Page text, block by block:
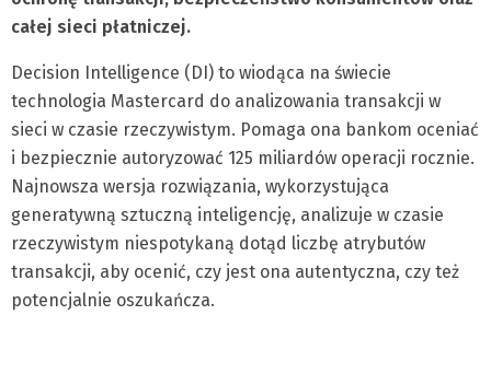
całej sieci płatniczej.
Decision Intelligence (DI) to wiodąca na świecie
technologia Mastercard do analizowania transakcji w
sieci w czasie rzeczywistym. Pomaga ona bankom oceniać
i bezpiecznie autoryzować 125 miliardów operacji rocznie.
Najnowsza wersja rozwiązania, wykorzystująca
generatywną sztuczną inteligencję, analizuje w czasie
rzeczywistym niespotykaną dotąd liczbę atrybutów
transakcji, aby ocenić, czy jest ona autentyczna, czy też
potencjalnie oszukańcza.​